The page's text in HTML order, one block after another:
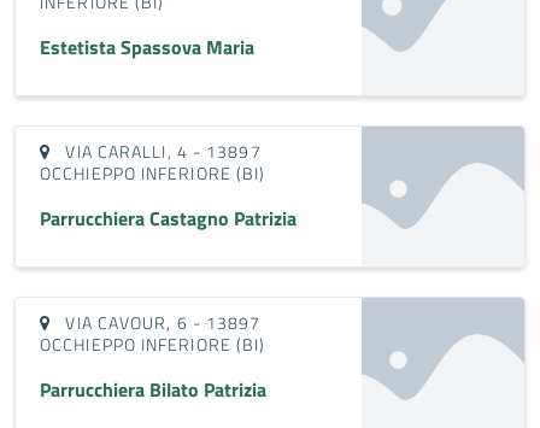
Estetista Spassova Maria
VIA CARALLI, 4 - 13897
OCCHIEPPO INFERIORE (BI)
Parrucchiera Castagno Patrizia
VIA CAVOUR, 6 - 13897
OCCHIEPPO INFERIORE (BI)
Parrucchiera Bilato Patrizia